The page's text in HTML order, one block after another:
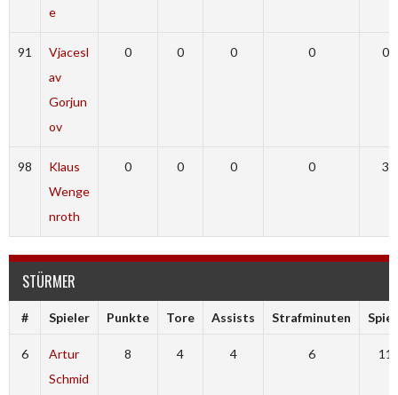
e
91
Vjacesl
av
Gorjun
ov
0 0 0 0 0
98
Klaus
Wenge
nroth
0 0 0 0 3
STÜRMER
# Spieler Punkte Tore Assists Strafminuten
6
Artur
Schmid
8 4 4 6 11